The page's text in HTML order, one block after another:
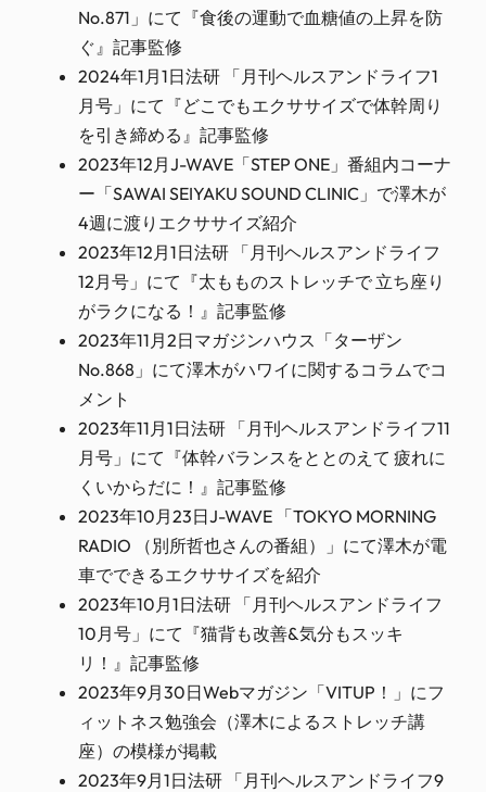
No.871」にて『食後の運動で血糖値の上昇を防
ぐ』記事監修
2024年1月1日法研 「月刊ヘルスアンドライフ1
月号」にて『どこでもエクササイズで体幹周り
を引き締める』記事監修
2023年12月J-WAVE「STEP ONE」番組内コーナ
ー「SAWAI SEIYAKU SOUND CLINIC」で澤木が
4週に渡りエクササイズ紹介
2023年12月1日法研 「月刊ヘルスアンドライフ
12月号」にて『太もものストレッチで 立ち座り
がラクになる！』記事監修
2023年11月2日マガジンハウス「ターザン
No.868」にて澤木がハワイに関するコラムでコ
メント
2023年11月1日法研 「月刊ヘルスアンドライフ11
月号」にて『体幹バランスをととのえて 疲れに
くいからだに！』記事監修
2023年10月23日J-WAVE 「TOKYO MORNING
RADIO （別所哲也さんの番組）」にて澤木が電
車でできるエクササイズを紹介
2023年10月1日法研 「月刊ヘルスアンドライフ
10月号」にて『猫背も改善&気分もスッキ
リ！』記事監修
2023年9月30日Webマガジン「VITUP！」にフ
ィットネス勉強会（澤木によるストレッチ講
座）の模様が掲載
2023年9月1日法研 「月刊ヘルスアンドライフ9